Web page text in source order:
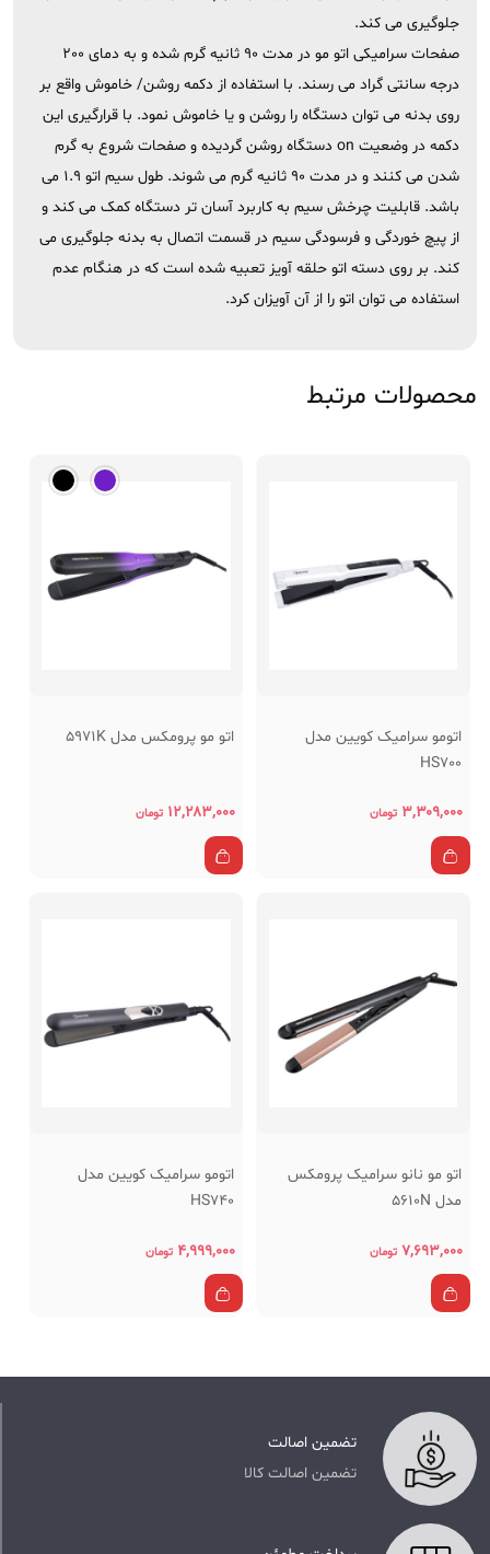
جلوگیری می کند.
صفحات سرامیکی اتو مو در مدت 90 ثانیه گرم شده و به دمای 200
درجه سانتی گراد می رسند. با استفاده از دکمه روشن/ خاموش واقع بر
روی بدنه می توان دستگاه را روشن و یا خاموش نمود. با قرارگیری این
دکمه در وضعیت on دستگاه روشن گردیده و صفحات شروع به گرم
شدن می کنند و در مدت 90 ثانیه گرم می شوند. طول سیم اتو 1.9 می
باشد. قابلیت چرخش سیم به کاربرد آسان تر دستگاه کمک می کند و
از پیچ خوردگی و فرسودگی سیم در قسمت اتصال به بدنه جلوگیری می
کند. بر روی دسته اتو حلقه آویز تعبیه شده است که در هنگام عدم
استفاده می توان اتو را از آن آویزان کرد.
محصولات مرتبط
اتومو سرامیک کویین مدل
HS700
۳,۳۰۹,۰۰۰ تومان
اتو مو پرومکس مدل 5971K
۱۲,۲۸۳,۰۰۰ تومان
اتو مو نانو سرامیک پرومکس
مدل 5610N
۷,۶۹۳,۰۰۰ تومان
اتومو سرامیک کویین مدل
HS740
۴,۹۹۹,۰۰۰ تومان
تضمین اصالت
تضمین اصالت کالا